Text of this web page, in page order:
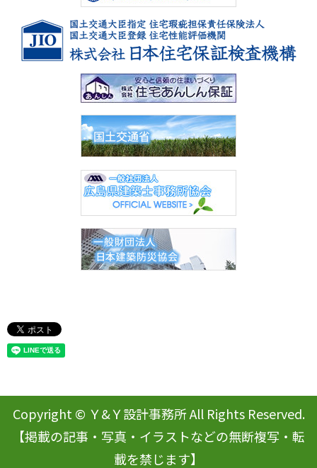
Copyright © Ｙ&Ｙ設計事務所 All Rights Reserved.
【掲載の記事・写真・イラストなどの無断複写・転
載を禁じます】